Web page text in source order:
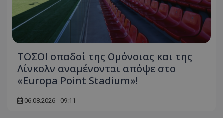
ΤΟΣΟΙ οπαδοί της Ομόνοιας και της
Λίνκολν αναμένονται απόψε στο
«Europa Point Stadium»!
06.08.2026 - 09:11